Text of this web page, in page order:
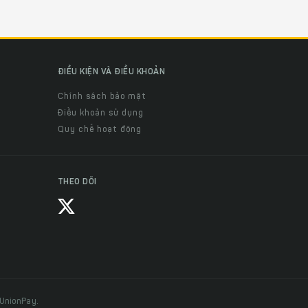
ĐIỀU KIỆN VÀ ĐIỀU KHOẢN
Chính sách bảo mật
Điều khoản sử dụng
Quy chế hoạt động
THEO DÕI